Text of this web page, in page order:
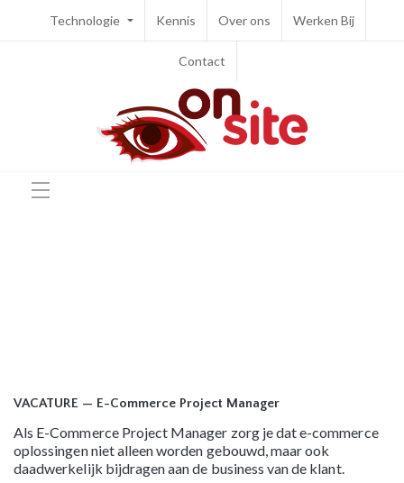
Technologie Kennis Over ons Werken Bij
Contact
VACATURE — E-Commerce Project Manager
Als E-Commerce Project Manager zorg je dat e-commerce
oplossingen niet alleen worden gebouwd, maar ook
daadwerkelijk bijdragen aan de business van de klant.